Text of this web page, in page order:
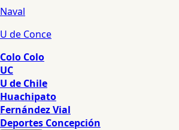
Naval
U de Conce
Colo Colo
UC
U de Chile
Huachipato
Fernández Vial
Deportes Concepción